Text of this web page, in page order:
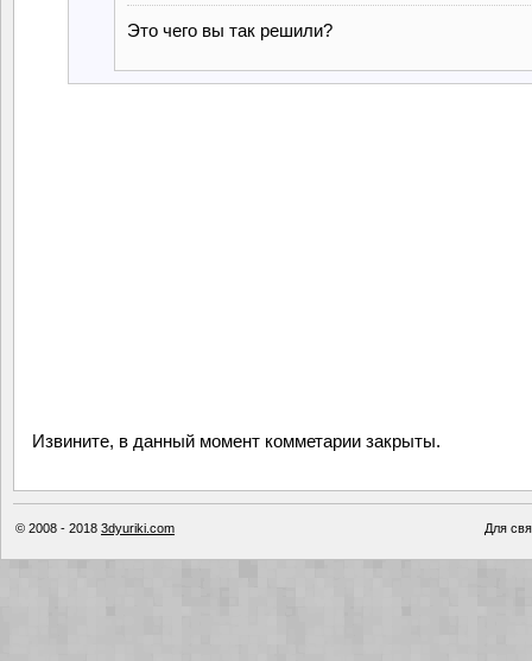
Это чего вы так решили?
Извините, в данный момент комметарии закрыты.
© 2008 - 2018 3dyuriki.com Для